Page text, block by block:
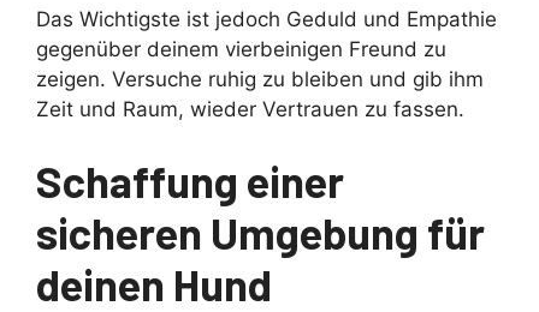
Das Wichtigste ist jedoch Geduld und Empathie
gegenüber deinem vierbeinigen Freund zu
zeigen. Versuche ruhig zu bleiben und gib ihm
Zeit und Raum, wieder Vertrauen zu fassen.
Schaffung einer
sicheren Umgebung für
deinen Hund